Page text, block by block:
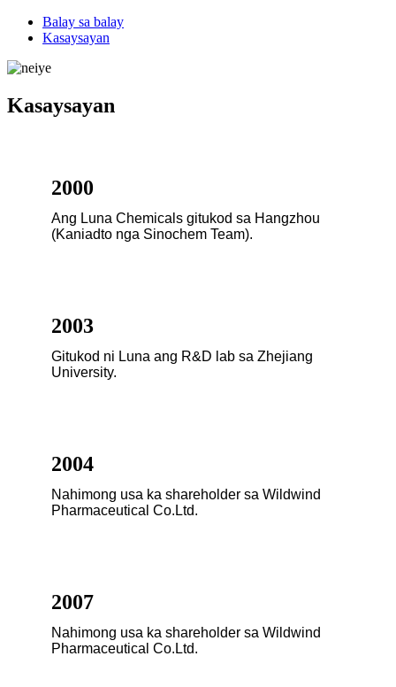
Balay sa balay
Kasaysayan
Kasaysayan
2000
Ang Luna Chemicals gitukod sa Hangzhou
(Kaniadto nga Sinochem Team).
2003
Gitukod ni Luna ang R&D lab sa Zhejiang
University.
2004
Nahimong usa ka shareholder sa Wildwind
Pharmaceutical Co.Ltd.
2007
Nahimong usa ka shareholder sa Wildwind
Pharmaceutical Co.Ltd.